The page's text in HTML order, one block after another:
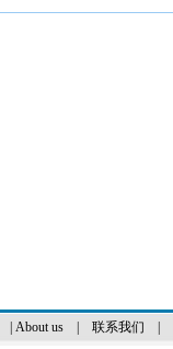
About us| 联系我们